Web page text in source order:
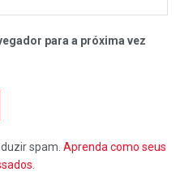
para a próxima vez
spam. Aprenda como seus